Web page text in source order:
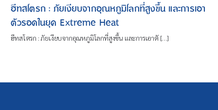
ฮีทสโตรก : ภัยเงียบจากอุณหภูมิโลกที่สูงขึ้น และการเอา
ตัวรอดในยุค Extreme Heat
ฮีทสโตรก : ภัยเงียบจากอุณหภูมิโลกที่สูงขึ้น และการเอาตั […]